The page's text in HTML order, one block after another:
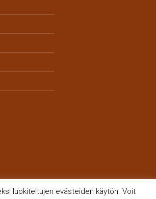
luokiteltujen evästeiden käytön. Voit